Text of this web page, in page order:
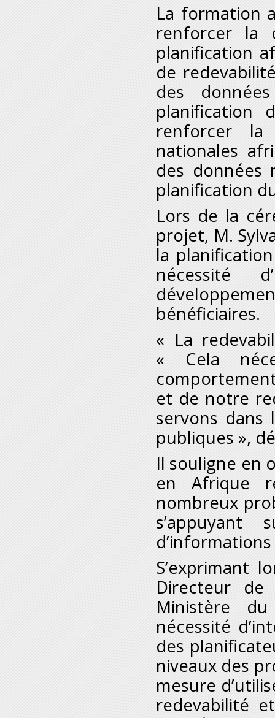
La formation
renforcer la
planification
de
des
planification
renforcer la
nationales
des données
planification
Lors de la
projet, M.
la
nécessité
bénéficiaires.
« La
« Cela
et de notre
servons dans
publiques »,
Il souligne en
en Afrique
nombreux
S’exprimant
Directeur de
Ministère
nécessité
des
niveaux des
mesure
redevabilité